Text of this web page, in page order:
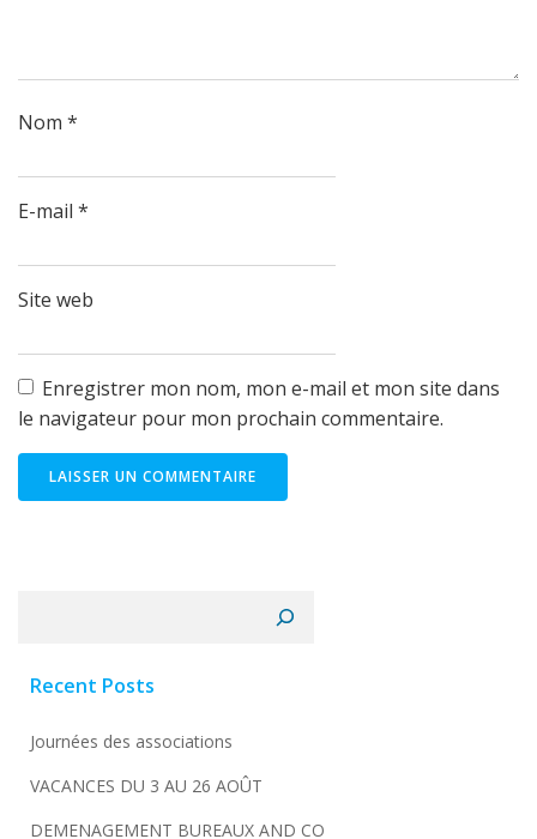
Nom *
E-mail *
Site web
Enregistrer mon nom, mon e-mail et mon site dans
le navigateur pour mon prochain commentaire.
Recent Posts
Journées des associations
VACANCES DU 3 AU 26 AOÛT
DEMENAGEMENT BUREAUX AND CO